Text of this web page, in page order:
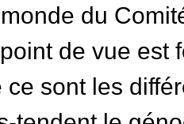
du
de vue est
sont les